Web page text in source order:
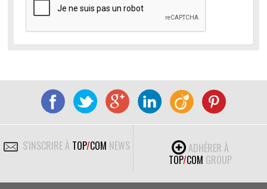
S'INSCRIRE À TOP/COM NEWS
ADHÉRER À
TOP/COM GROUP